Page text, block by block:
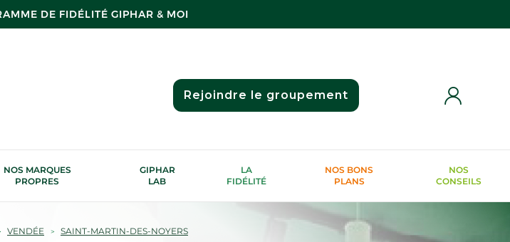
DE FIDÉLITÉ GIPHAR & MOI
Rejoindre le groupement
NOS MARQUES
PROPRES
GIPHAR
LAB
LA
FIDÉLITÉ
NOS BONS
PLANS
NOS
CONSEILS
VENDÉE
SAINT-MARTIN-DES-NOYERS